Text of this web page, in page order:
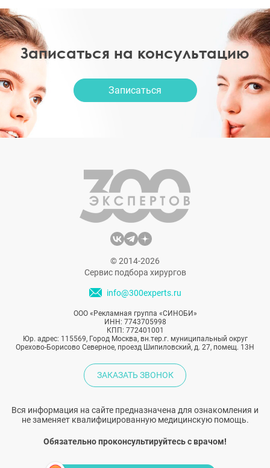
Записаться на консультацию
Записаться
© 2014-2026
Сервис подбора хирургов
info@300experts.ru
ООО «Рекламная группа «СИНОБИ»
ИНН: 7743705998
КПП: 772401001
Юр. адрес: 115569, Город Москва, вн.тер.г. муниципальный округ
Орехово-Борисово Северное, проезд Шипиловский, д. 27, помещ. 13Н
ЗАКАЗАТЬ ЗВОНОК
Вся информация на сайте предназначена для ознакомления и
не заменяет квалифицированную медицинскую помощь.
Обязательно проконсультируйтесь с врачом!